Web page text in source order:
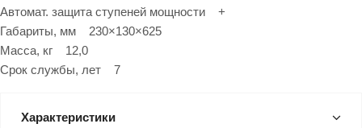
Автомат. защита ступеней мощности +
Габариты, мм 230×130×625
Масса, кг 12,0
Срок службы, лет 7
Характеристики